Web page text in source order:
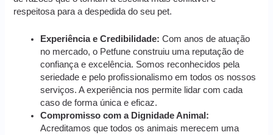
respeitosa para a despedida do seu pet.
Experiência e Credibilidade: Com anos de atuação
no mercado, o Petfune construiu uma reputação de
confiança e excelência. Somos reconhecidos pela
seriedade e pelo profissionalismo em todos os nossos
serviços. A experiência nos permite lidar com cada
caso de forma única e eficaz.
Compromisso com a Dignidade Animal:
Acreditamos que todos os animais merecem uma